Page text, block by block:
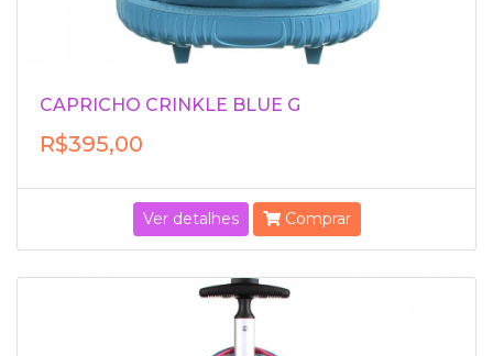
CAPRICHO CRINKLE BLUE G
R$395,00
Ver detalhes Comprar